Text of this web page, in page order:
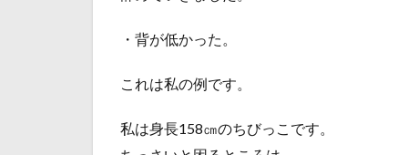
・背が低かった。
これは私の例です。
私は身長158㎝のちびっこです。